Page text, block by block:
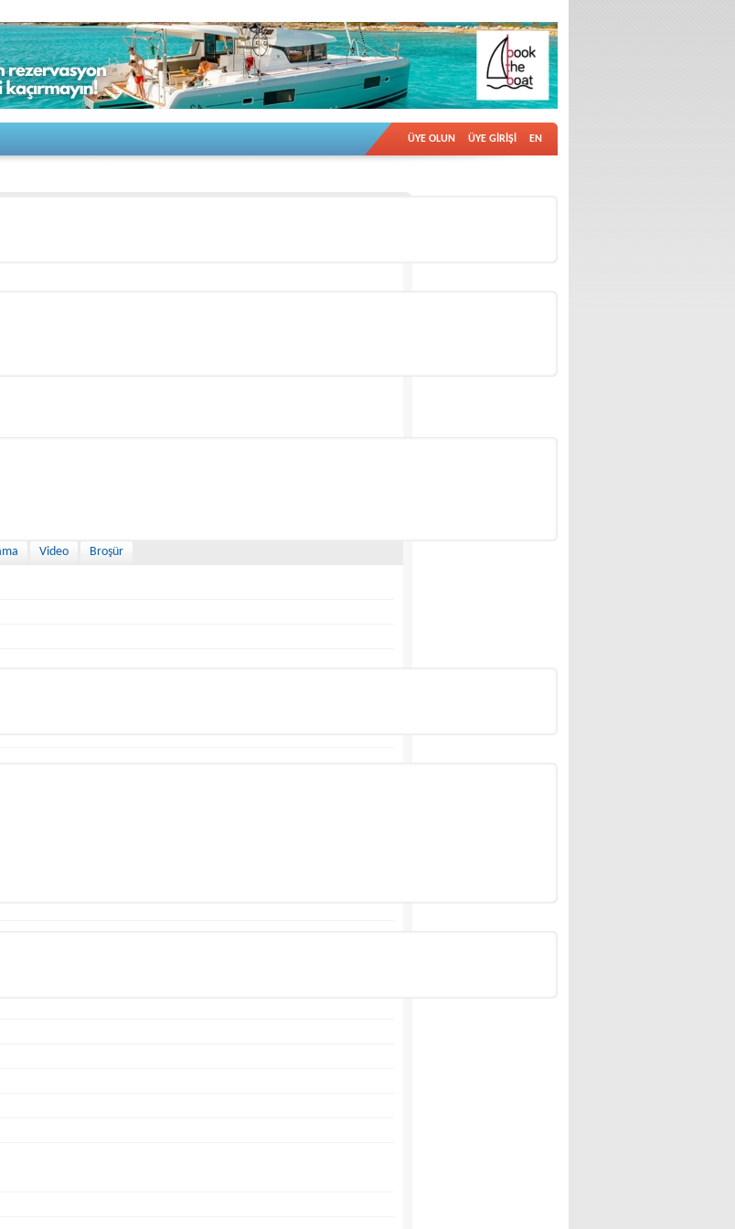
ÜYE OLUN ÜYE GİRİŞİ EN
Video Broşür